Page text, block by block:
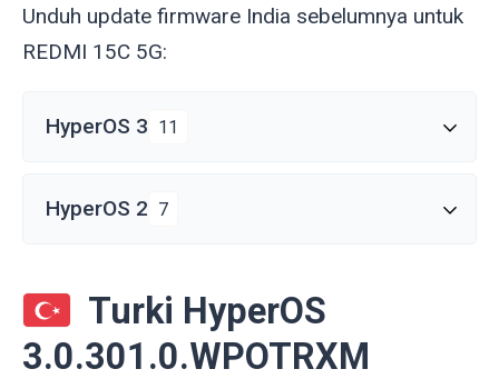
Unduh update firmware India sebelumnya untuk
REDMI 15C 5G:
HyperOS 3 11
HyperOS 2 7
Turki HyperOS
3.0.301.0.WPOTRXM